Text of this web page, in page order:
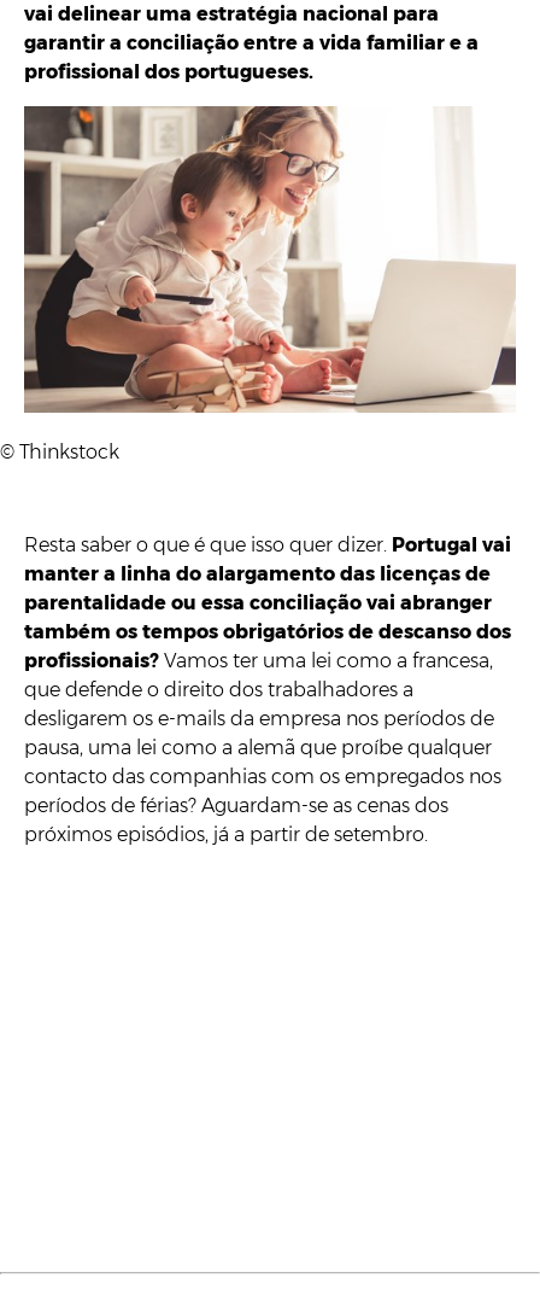
vai delinear uma estratégia nacional para
garantir a conciliação entre a vida familiar e a
profissional dos portugueses.
© Thinkstock
Resta saber o que é que isso quer dizer. Portugal vai
manter a linha do alargamento das licenças de
parentalidade ou essa conciliação vai abranger
também os tempos obrigatórios de descanso dos
profissionais? Vamos ter uma lei como a francesa,
que defende o direito dos trabalhadores a
desligarem os e-mails da empresa nos períodos de
pausa, uma lei como a alemã que proíbe qualquer
contacto das companhias com os empregados nos
períodos de férias? Aguardam-se as cenas dos
próximos episódios, já a partir de setembro.